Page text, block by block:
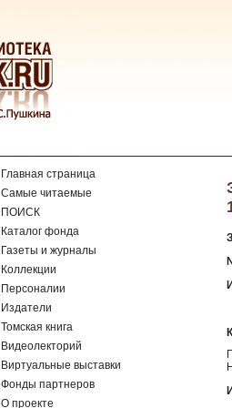
Главная страница
Самые читаемые
ПОИСК
Каталог фонда
Газеты и журналы
Коллекции
Персоналии
Издатели
Томская книга
Видеолекторий
Виртуальные выставки
Фонды партнеров
О проекте